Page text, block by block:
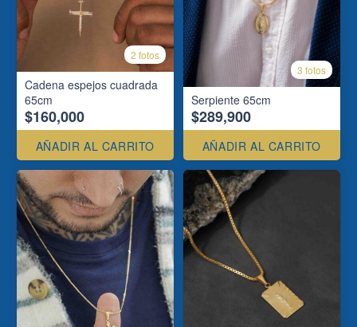
2 fotos
Cadena espejos cuadrada
65cm
$160,000
AÑADIR AL CARRITO
3 fotos
Serpiente 65cm
$289,900
AÑADIR AL CARRITO